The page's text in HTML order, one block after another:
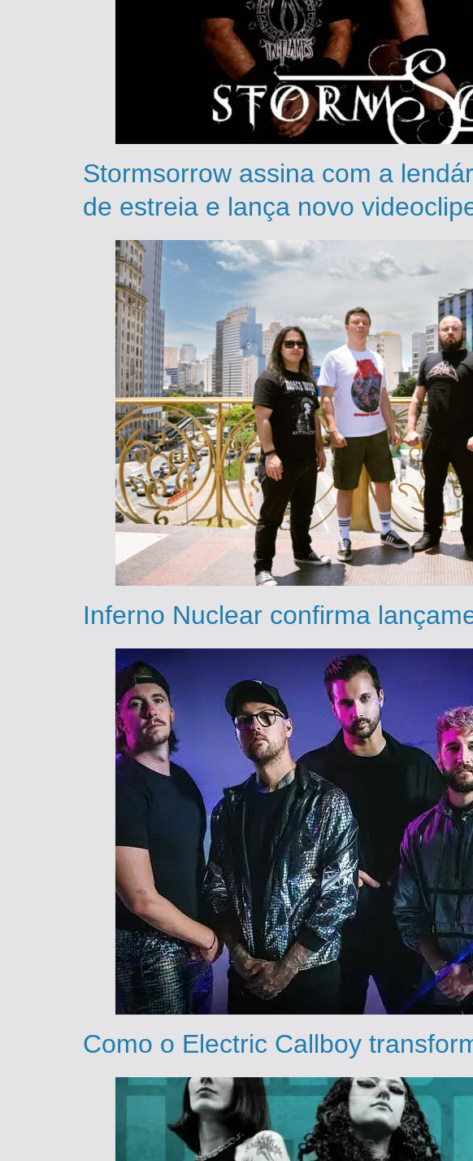
Stormsorrow assina com a
de estreia e lança novo
Inferno Nuclear confirma
Como o Electric Callboy